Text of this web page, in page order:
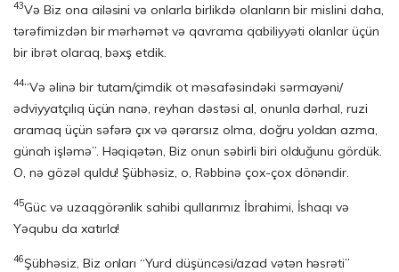
43Və Biz ona ailəsini və onlarla birlikdə olanların bir mislini daha,
tərəfimizdən bir mərhəmət və qavrama qabiliyyəti olanlar üçün
bir ibrət olaraq, bəxş etdik.
44“Və əlinə bir tutam/çimdik ot məsafəsindəki sərmayəni/
ədviyyatçılıq üçün nanə, reyhan dəstəsi al, onunla dərhal, ruzi
aramaq üçün səfərə çıx və qərarsız olma, doğru yoldan azma,
günah işləmə”. Həqiqətən, Biz onun səbirli biri olduğunu gördük.
O, nə gözəl quldu! Şübhəsiz, o, Rəbbinə çox-çox dönəndir.
45Güc və uzaqgörənlik sahibi qullarımız İbrahimi, İshaqı və
Yəqubu da xatırla!
46Şübhəsiz, Biz onları “Yurd düşüncəsi/azad vətən həsrəti”